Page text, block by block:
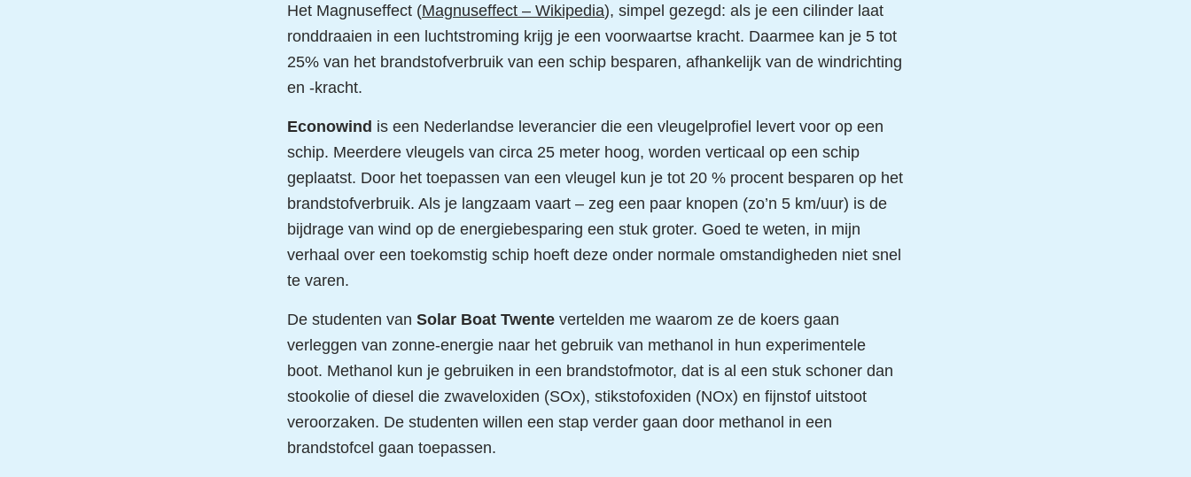
Het Magnuseffect (Magnuseffect – Wikipedia), simpel gezegd: als je een cilinder laat
ronddraaien in een luchtstroming krijg je een voorwaartse kracht. Daarmee kan je 5 tot
25% van het brandstofverbruik van een schip besparen, afhankelijk van de windrichting
en -kracht.
Econowind is een Nederlandse leverancier die een vleugelprofiel levert voor op een
schip. Meerdere vleugels van circa 25 meter hoog, worden verticaal op een schip
geplaatst. Door het toepassen van een vleugel kun je tot 20 % procent besparen op het
brandstofverbruik. Als je langzaam vaart – zeg een paar knopen (zo’n 5 km/uur) is de
bijdrage van wind op de energiebesparing een stuk groter. Goed te weten, in mijn
verhaal over een toekomstig schip hoeft deze onder normale omstandigheden niet snel
te varen.
De studenten van Solar Boat Twente vertelden me waarom ze de koers gaan
verleggen van zonne-energie naar het gebruik van methanol in hun experimentele
boot. Methanol kun je gebruiken in een brandstofmotor, dat is al een stuk schoner dan
stookolie of diesel die zwaveloxiden (SOx), stikstofoxiden (NOx) en fijnstof uitstoot
veroorzaken. De studenten willen een stap verder gaan door methanol in een
brandstofcel gaan toepassen.